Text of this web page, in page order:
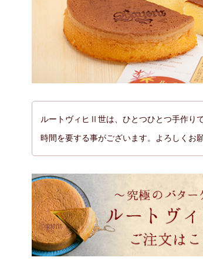
ルートヴィヒⅡ世は、ひとつひとつ手作り
時間を要する事がございます。よろしくお